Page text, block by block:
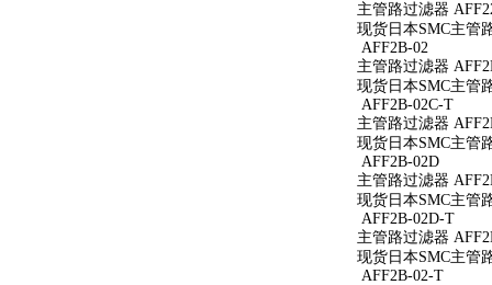
主管路过滤器
现货日本SMC主管
AFF2B-02
主管路过滤器
现货日本SMC主管
AFF2B-02C-T
主管路过滤器
现货日本SMC主管
AFF2B-02D
主管路过滤器
现货日本SMC主管
AFF2B-02D-T
主管路过滤器
现货日本SMC主管
AFF2B-02-T